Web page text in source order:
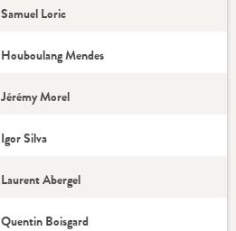
Samuel Loric
Houboulang Mendes
Jérémy Morel
Igor Silva
Laurent Abergel
Quentin Boisgard